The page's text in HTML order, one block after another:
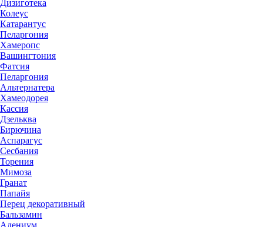
Дизиготека
Колеус
Катарантус
Пеларгония
Хамеропс
Вашингтония
Фатсия
Пеларгония
Альтернатера
Хамеодорея
Кассия
Дзельква
Бирючина
Аспарагус
Сесбания
Торения
Мимоза
Гранат
Папайя
Перец декоративный
Бальзамин
Адениум